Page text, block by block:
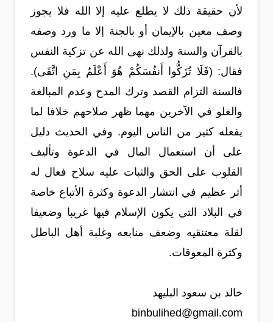
لأن حقيقة ذلك لا يطلع عليه إلا الله فلا يجوز
وصف معين بالإيمان أو بالجنة إلا ما ورد وصفه
بالقرآن والسنة ولذلك نهى الله عن تزكية النفس
فقال: (فَلَا تُزَكُّوا أَنفُسَكُمْ هُوَ أَعْلَمُ بِمَنِ اتَّقَى).
فالسنة التزام القصد وترك المدح وعدم المبالغة
والغلو في الآخرين مهما ظهر صلاحهم خلافا لما
يفعله كثير من الناس اليوم. وفي الحديث دليل
على أن استعمال المال في الدعوة وتأليف
القلوب على الحق والثبات عليه سلاح فعال له
أثر عظيم في انتشار الدعوة وكثرة الأتباع خاصة
في البلاد التي يكون الإسلام فيها غريبا وضعيفا
لقلة معتنقيه وضعف منابعه وغلبة أهل الباطل
وكثرة المعوقات.
خالد بن سعود البليهد
binbulihed@gmail.com